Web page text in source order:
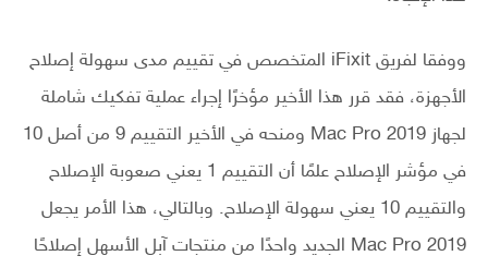
ووفقا لفريق iFixit المتخصص في تقييم مدى سهولة إصلاح
الأجهزة، فقد قرر هذا الأخير مؤخرًا إجراء عملية تفكيك شاملة
لجهاز Mac Pro 2019 ومنحه في الأخير التقييم 9 من أصل 10
في مؤشر الإصلاح علمًا أن التقييم 1 يعني صعوبة الإصلاح
والتقييم 10 يعني سهولة الإصلاح. وبالتالي، هذا الأمر يجعل
Mac Pro 2019 الجديد واحدًا من منتجات آبل الأسهل إصلاحًا